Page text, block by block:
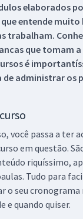
elaborados
entende muito
trabalham.
que tomam
é
administrar os
você passa a ter
em questão.
riquíssimo,
Tudo para
o seu cronograma
e quando quiser.